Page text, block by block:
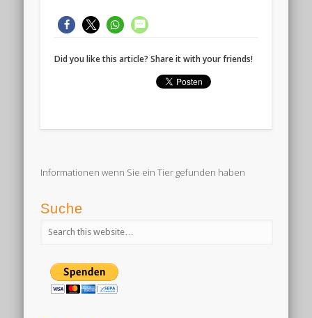
Did you like this article? Share it with your friends!
Informationen wenn Sie ein Tier gefunden haben
Suche